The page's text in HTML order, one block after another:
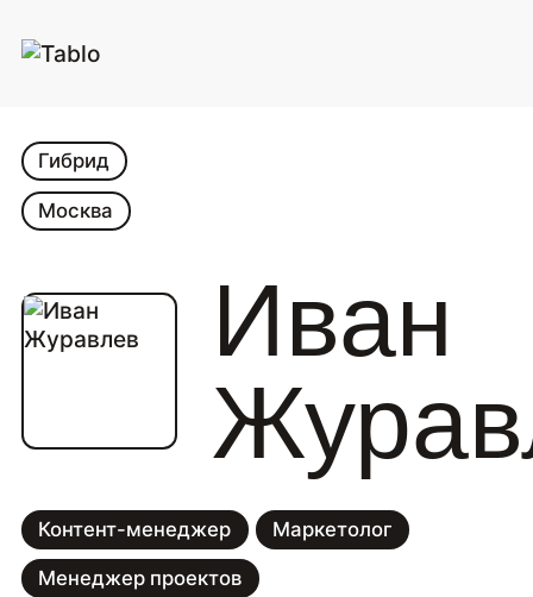
Иван
Контент-менеджер Маркетолог
Менеджер проектов
Гибрид
Москва